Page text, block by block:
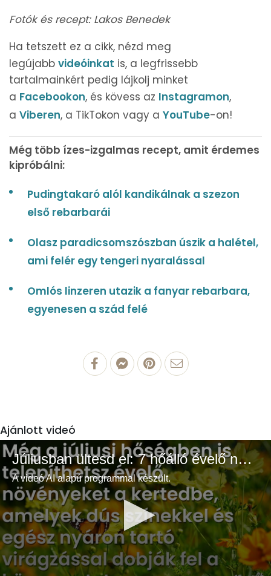
Fotók és recept: Lakos Benedek
Ha tetszett ez a cikk, nézd meg
legújabb videóinkat is, a legfrissebb
tartalmainkért pedig lájkolj minket
a Facebookon, és kövess az Instagramon,
a Viberen, a TikTokon vagy a YouTube-on!
Még több ízes-izgalmas recept, amit érdemes
kipróbálni:
Pudingtakaró alól kandikálnak a szezon
első rebarbarái
Olasz paradicsomszószban úszik a halétel,
ami felér egy tengeri nyaralással
Omlós linzeren utazik a fanyar rebarbara,
egyenesen a szád felé
Ajánlott videó
Júliusban ültesd el: 7 hőálló évelő növény a színes és buja kertért
A videó AI alapú programmal készült.